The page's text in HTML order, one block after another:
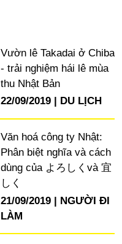
Vườn lê Takadai ở Chiba
- trải nghiệm hái lê mùa
thu Nhật Bản
22/09/2019
DU LỊCH
Văn hoá công ty Nhật:
Phân biệt nghĩa và cách
dùng của よろしくvà 宜
しく
21/09/2019
NGƯỜI ĐI
LÀM